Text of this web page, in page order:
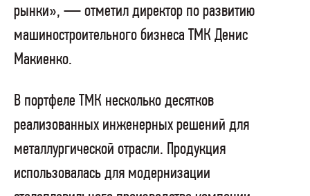
рынки», — отметил директор по развитию
машиностроительного бизнеса ТМК Денис
Макиенко.
В портфеле ТМК несколько десятков
реализованных инженерных решений для
металлургической отрасли. Продукция
использовалась для модернизации